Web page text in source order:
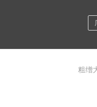
粗缯